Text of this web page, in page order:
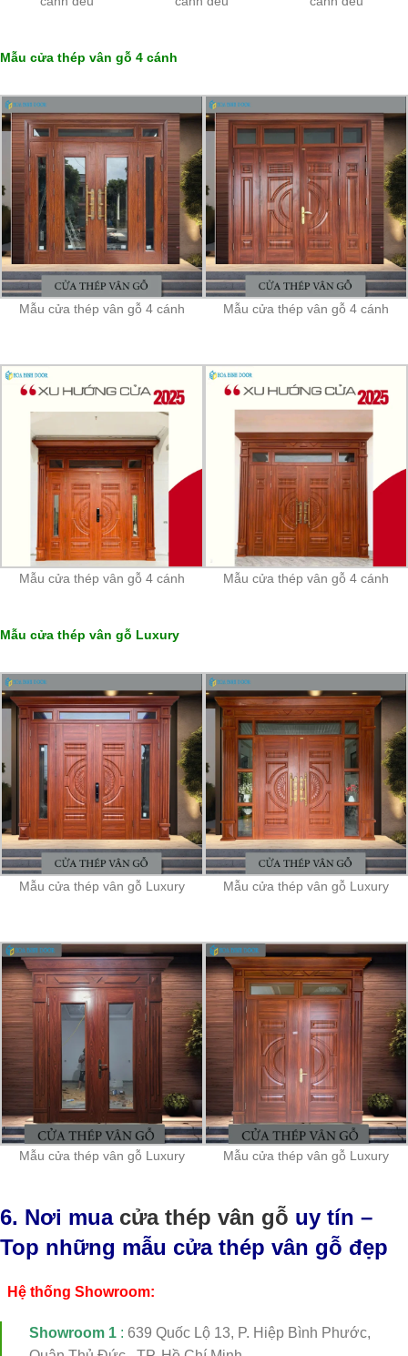
Mẫu cửa thép vân gỗ 4 cánh
Mẫu cửa thép vân gỗ 4 cánh Mẫu cửa thép vân gỗ 4 cánh
Mẫu cửa thép vân gỗ 4 cánh Mẫu cửa thép vân gỗ 4 cánh
Mẫu cửa thép vân gỗ Luxury
Mẫu cửa thép vân gỗ Luxury Mẫu cửa thép vân gỗ Luxury
Mẫu cửa thép vân gỗ Luxury Mẫu cửa thép vân gỗ Luxury
6. Nơi mua cửa thép vân gỗ uy tín –
Top những mẫu cửa thép vân gỗ đẹp
Hệ thống Showroom:
Showroom 1 : 639 Quốc Lộ 13, P. Hiệp Bình Phước,